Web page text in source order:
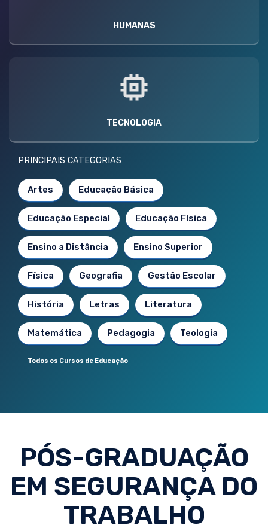
HUMANAS
TECNOLOGIA
PRINCIPAIS CATEGORIAS
Artes Educação Básica
Educação Especial Educação Física
Ensino a Distância Ensino Superior
Física Geografia Gestão Escolar
História Letras Literatura
Matemática Pedagogia Teologia
Todos os Cursos de Educação
PÓS-GRADUAÇÃO
EM SEGURANÇA DO
TRABALHO